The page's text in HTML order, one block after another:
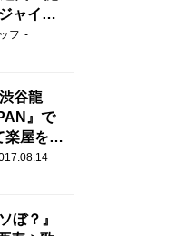
ャイア
」
フ
谷龍
』で
楽屋を脱
ぼ？』